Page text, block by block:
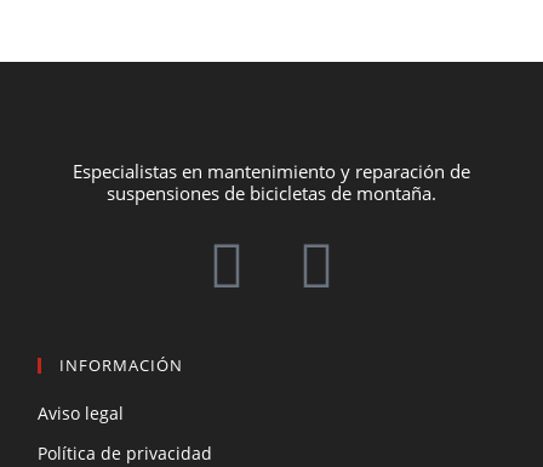
Especialistas en mantenimiento y reparación de
suspensiones de bicicletas de montaña.
INFORMACIÓN
Aviso legal
Política de privacidad